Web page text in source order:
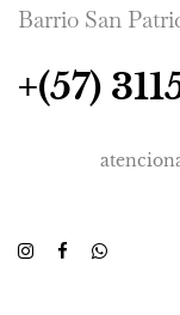
Barrio San
+(57)